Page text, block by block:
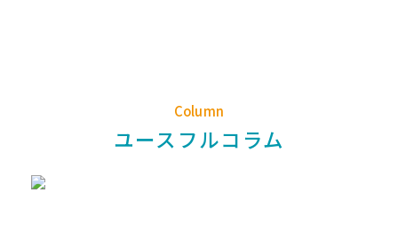
Column
ユースフルコラム